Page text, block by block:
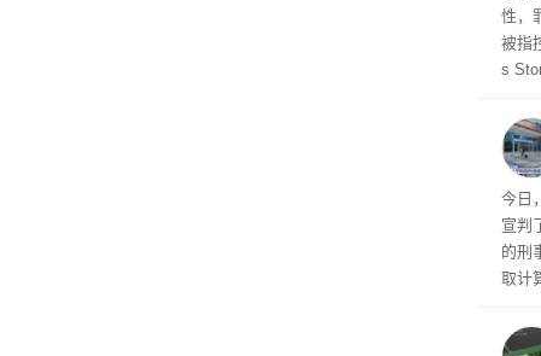
性，
被指
s
品
美元)
多
今日
宣判
的刑
取计
元罚